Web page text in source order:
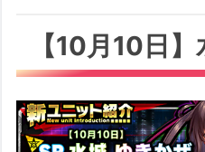
【10月10日